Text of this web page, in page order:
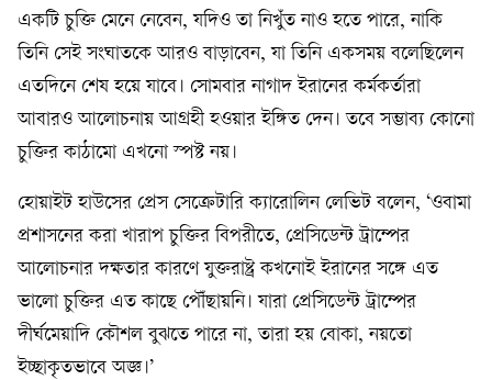
একটি চুক্তি মেনে নেবেন, যদিও তা নিখুঁত নাও হতে পারে, নাকি
তিনি সেই সংঘাতকে আরও বাড়াবেন, যা তিনি একসময় বলেছিলেন
এতদিনে শেষ হয়ে যাবে। সোমবার নাগাদ ইরানের কর্মকর্তারা
আবারও আলোচনায় আগ্রহী হওয়ার ইঙ্গিত দেন। তবে সম্ভাব্য কোনো
চুক্তির কাঠামো এখনো স্পষ্ট নয়।
হোয়াইট হাউসের প্রেস সেক্রেটারি ক্যারোলিন লেভিট বলেন, ‘ওবামা
প্রশাসনের করা খারাপ চুক্তির বিপরীতে, প্রেসিডেন্ট ট্রাম্পের
আলোচনার দক্ষতার কারণে যুক্তরাষ্ট্র কখনোই ইরানের সঙ্গে এত
ভালো চুক্তির এত কাছে পৌঁছায়নি। যারা প্রেসিডেন্ট ট্রাম্পের
দীর্ঘমেয়াদি কৌশল বুঝতে পারে না, তারা হয় বোকা, নয়তো
ইচ্ছাকৃতভাবে অজ্ঞ।’